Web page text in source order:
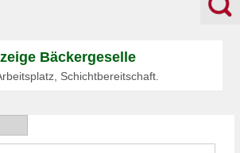
Bäckergeselle
Schichtbereitschaft.